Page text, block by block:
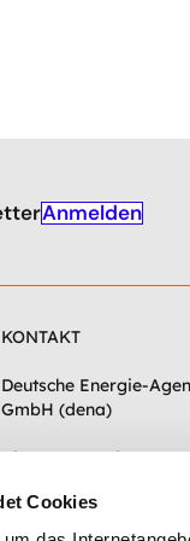
Cookies
Anmelden
KONTAKT
Deutsche Energie-
GmbH (dena)
Chausseestraße 128a
Zum Kontaktformular